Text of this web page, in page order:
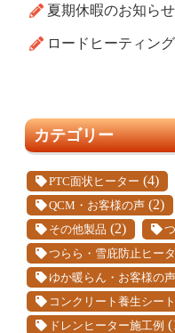
夏期休暇のお知らせ
ロードヒーティン
カテゴリー
PTC面状ヒーター (4)
QCM・お客様の声 (2)
その他製品 (2)
つらら・雪庇防止ヒー
ゆか暖らん・お客様の声
コンクリート養生シート
ドレンヒーター施工例